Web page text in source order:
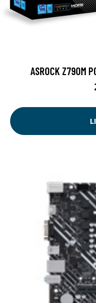
ASROCK Z790M